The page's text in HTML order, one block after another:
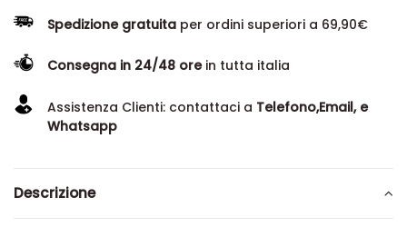
Spedizione gratuita per ordini superiori a 69,90€
Consegna in 24/48 orein tutta italia
Assistenza Clienti: contattaci a Telefono,Email, e
Whatsapp
Descrizione